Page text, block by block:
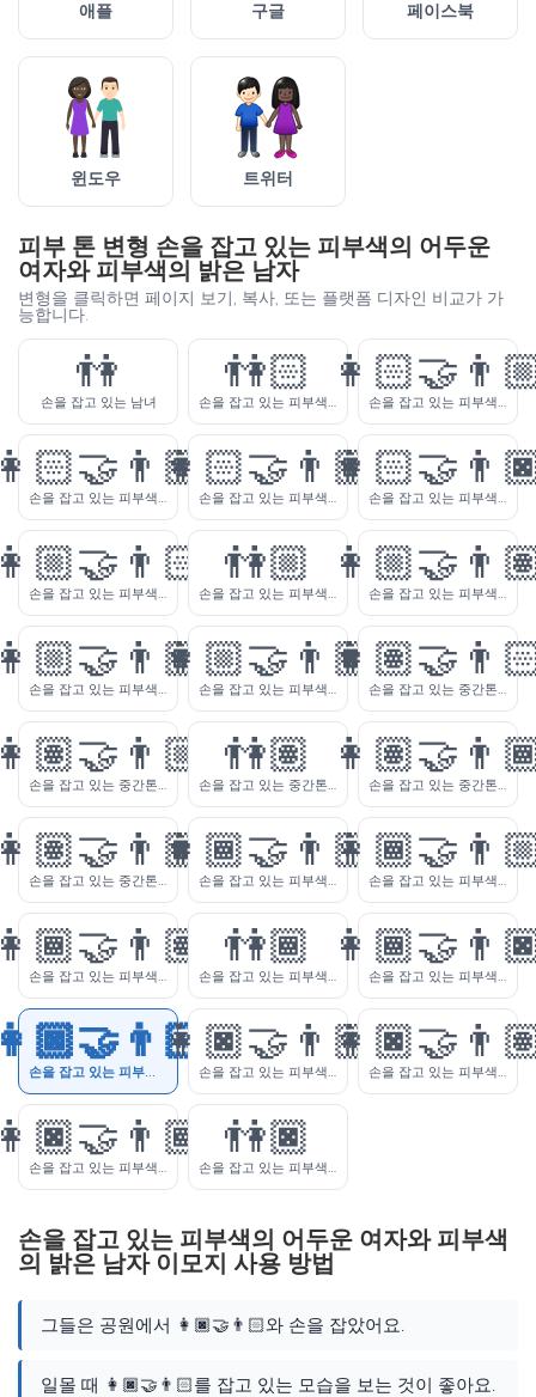
애플 구글 페이스북
윈도우 트위터
피부 톤 변형 손을 잡고 있는 피부색의 어두운
여자와 피부색의 밝은 남자
변형을 클릭하면 페이지 보기, 복사, 또는 플랫폼 디자인 비교가 가
능합니다.
👫
손을 잡고 있는 남녀
👫🏻
손을 잡고 있는 피부색이 밝은 여자와 남자 손을 잡고 있는 피부색이 밝은 여자와 피부색이 약간 밝은 남자
손을 잡고 있는 피부색이 밝은 여자와 중간톤 피부색의 남자
👩🏻‍🤝‍👨🏾
손을 잡고 있는 피부색이 밝은 여자와 피부색의 약간 어두운 남자 손을 잡고 있는 피부색이 밝은 여자와 피부색의 어두운 남자
손을 잡고 있는 피부색이 약간 밝은 여자와 피부색의 밝은 남자
👫🏼
손을 잡고 있는 피부색이 약간 밝은 여자와 남자 손을 잡고 있는 피부색이 약간 밝은 여자와 중간톤 피부색의 남자
손을 잡고 있는 피부색이 약간 밝은 여자와 피부색의 약간 어두운 남자
👩🏼‍🤝‍👨🏿
손을 잡고 있는 피부색이 약간 밝은 여자와 피부색의 어두운 남자 손을 잡고 있는 중간톤 피부색의 여자와 피부색의 밝은 남자
손을 잡고 있는 중간톤 피부색의 여자와 피부색의 약간 밝은 남자
👫🏽
손을 잡고 있는 중간톤 피부색의 여자와 남자 손을 잡고 있는 중간톤 피부색의 여자와 피부색의 약간 어두운 남자
손을 잡고 있는 중간톤 피부색의 여자와 피부색의 어두운 남자
👩🏾‍🤝‍👨🏻
손을 잡고 있는 피부색의 약간 어두운 여자와 피부색의 밝은 남자 손을 잡고 있는 피부색의 약간 어두운 여자와 피부색의 약간 밝은 남자
손을 잡고 있는 피부색의 약간 어두운 여자와 중간톤 피부색의 남자
👫🏾
손을 잡고 있는 피부색의 약간 어두운 여자와 남자 손을 잡고 있는 피부색의 약간 어두운 여자와 피부색의 어두운 남자
손을 잡고 있는 피부색의 어두운 여자와 피부색의 밝은 남자
👩🏿‍🤝‍👨🏼
손을 잡고 있는 피부색의 어두운 여자와 피부색의 약간 밝은 남자 손을 잡고 있는 피부색의 어두운 여자와 중간톤 피부색의 남자
손을 잡고 있는 피부색의 어두운 여자와 피부색의 약간 어두운 남자
👫🏿
손을 잡고 있는 피부색이 어두운 여자와 남자
손을 잡고 있는 피부색의 어두운 여자와 피부색
의 밝은 남자 이모지 사용 방법
그들은 공원에서 👩🏿‍🤝‍👨🏻와 손을 잡았어요.
일몰 때 👩🏿‍🤝‍👨🏻를 잡고 있는 모습을 보는 것이 좋아요.